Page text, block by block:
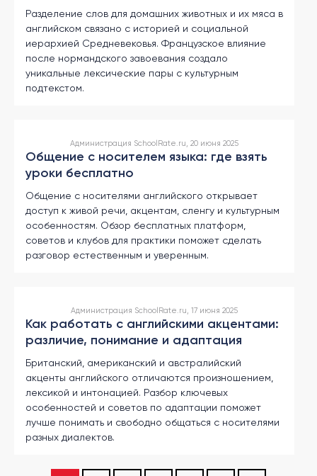
Разделение слов для домашних животных и их мяса в
английском связано с историей и социальной
иерархией Средневековья. Французское влияние
после нормандского завоевания создало
уникальные лексические пары с культурным
подтекстом.
Администрация SchoolRate.ru, 20 июня 2025
Общение с носителем языка: где взять
уроки бесплатно
Общение с носителями английского открывает
доступ к живой речи, акцентам, сленгу и культурным
особенностям. Обзор бесплатных платформ,
советов и клубов для практики поможет сделать
разговор естественным и уверенным.
Администрация SchoolRate.ru, 17 июня 2025
Как работать с английскими акцентами:
различие, понимание и адаптация
Британский, американский и австралийский
акценты английского отличаются произношением,
лексикой и интонацией. Разбор ключевых
особенностей и советов по адаптации поможет
лучше понимать и свободно общаться с носителями
разных диалектов.